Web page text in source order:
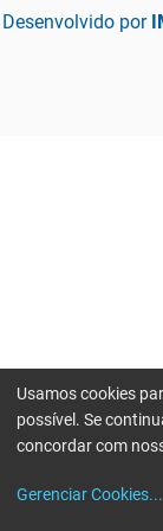
Desenvolvido por
Usamos cookies
possível. Se
concordar com
Gerenciar Cookies...
Erro ao enviar